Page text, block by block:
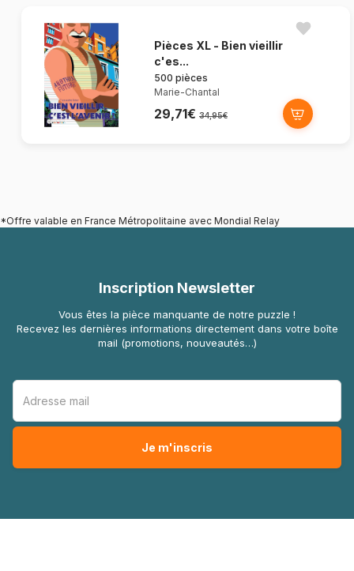
Pièces XL - Bien vieillir
c'es...
500 pièces
Marie-Chantal
29,71€ 34,95€
*Offre valable en France Métropolitaine avec Mondial Relay
Inscription Newsletter
Vous êtes la pièce manquante de notre puzzle !
Recevez les dernières informations directement dans votre boîte
mail (promotions, nouveautés…)